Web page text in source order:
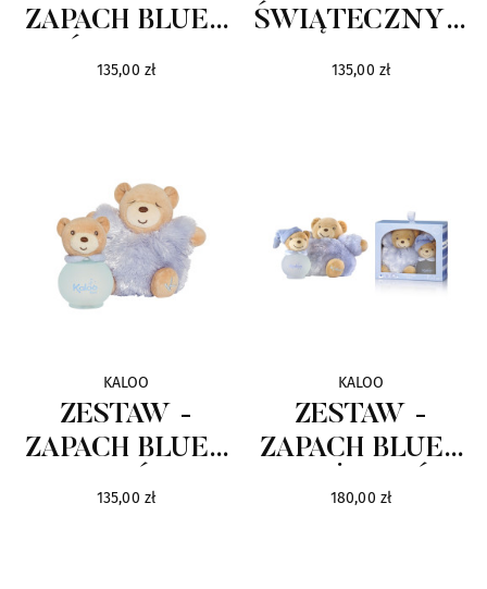
ZAPACH BLUE I
ŚLINIAK
135,00 zł
ŚWIĄTECZNY -
ZAPACH BLUE I
135,00 zł
KALOO
ZESTAW -
ZAPACH BLUE I
135,00 zł
KALOO
ZESTAW -
ZAPACH BLUE I
DUŻY MIŚ
180,00 zł